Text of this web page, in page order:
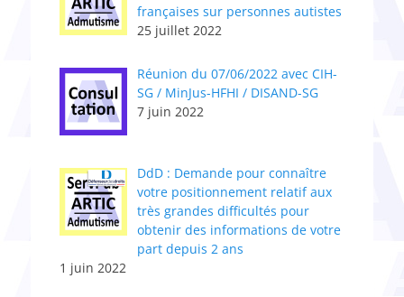
françaises sur personnes autistes
25 juillet 2022
Réunion du 07/06/2022 avec CIH-
SG / MinJus-HFHI / DISAND-SG
7 juin 2022
DdD : Demande pour connaître
votre positionnement relatif aux
très grandes difficultés pour
obtenir des informations de votre
part depuis 2 ans
1 juin 2022